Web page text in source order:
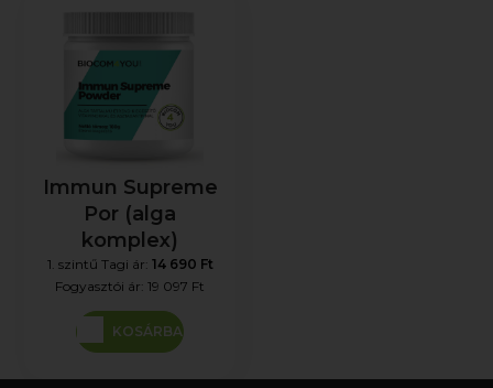
Immun Supreme
Por (alga
komplex)
1. szintű Tagi ár: 14 690 Ft
Fogyasztói ár:19 097 Ft
KOSÁRBA